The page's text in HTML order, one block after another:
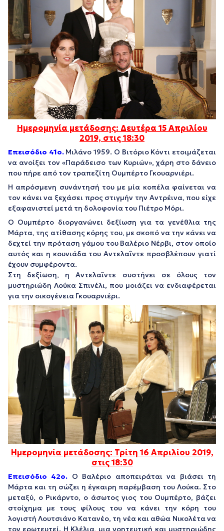
Ημερομηνία μετάδοσης: Δευτέρα 15 Απριλίου
2019, στις 18:30
Επεισόδιο 41o.Μιλάνο 1959. Ο Βιτόριο Κόντι ετοιμάζεται
να ανοίξει τον «Παράδεισο των Κυριών», χάρη στο δάνειο
που πήρε από τον τραπεζίτη Ουμπέρτο Γκουαρνιέρι.
Η απρόσμενη συνάντησή του με μία κοπέλα φαίνεται να
τον κάνει να ξεχάσει προς στιγμήν την Αντρέινα, που είχε
εξαφανιστεί μετά τη δολοφονία του Πιέτρο Μόρι.
Ο Ουμπέρτο διοργανώνει δεξίωση για τα γενέθλια της
Μάρτα, της ατίθασης κόρης του, με σκοπό να την κάνει να
δεχτεί την πρόταση γάμου του Βαλέριο Νέρβι, στον οποίο
αυτός και η κουνιάδα του Αντελαΐντε προσβλέπουν γιατί
έχουν συμφέροντα.
Στη δεξίωση, η Αντελαΐντε συστήνει σε όλους τον
μυστηριώδη Λούκα Σπινέλι, που μοιάζει να ενδιαφέρεται
για την οικογένεια Γκουαρνιέρι.
Ημερομηνία μετάδοσης: Τρίτη 16 Απριλίου 2019,
στις 18:30
Επεισόδιο 42o. Ο Βαλέριο αποπειράται να βιάσει τη
Μάρτα και τη σώζει η έγκαιρη παρέμβαση του Λούκα. Στο
μεταξύ, ο Ρικάρντο, ο άσωτος γιος του Ουμπέρτο, βάζει
στοίχημα με τους φίλους του να κάνει την κόρη του
λογιστή Λουτσιάνο Κατανέο, τη νέα και αθώα Νικολέτα να
τον ερωτευτεί. Η Κλέλια, μια γοητευτική και μυστηριώδης